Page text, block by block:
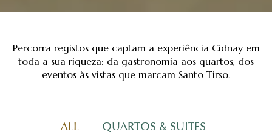
Percorra registos que captam a experiência Cidnay em
toda a sua riqueza: da gastronomia aos quartos, dos
eventos às vistas que marcam Santo Tirso.
ALL
QUARTOS & SUITES